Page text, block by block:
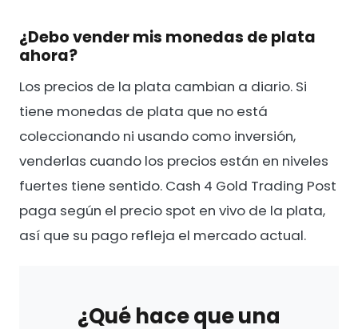
¿Debo vender mis monedas de plata
ahora?
Los precios de la plata cambian a diario. Si
tiene monedas de plata que no está
coleccionando ni usando como inversión,
venderlas cuando los precios están en niveles
fuertes tiene sentido. Cash 4 Gold Trading Post
paga según el precio spot en vivo de la plata,
así que su pago refleja el mercado actual.
¿Qué hace que una